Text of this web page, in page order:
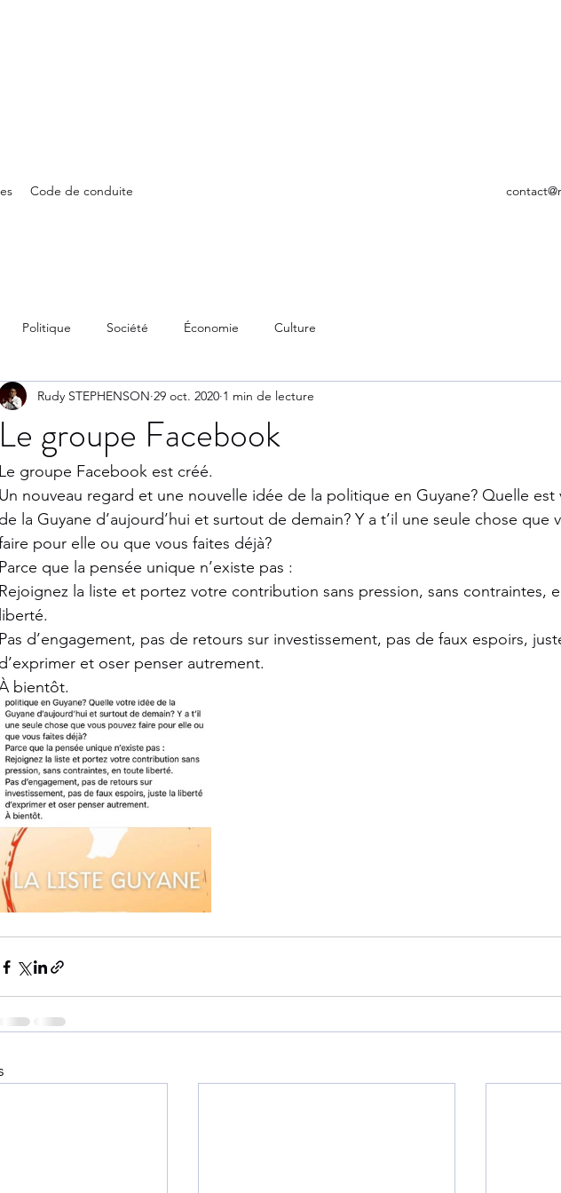
Code de conduite
Politique Société Économie Culture
Le groupe Facebook
Rudy STEPHENSON 29 oct. 2020 1 min de lecture
Le groupe Facebook est créé.
Un nouveau regard et une nouvelle idée de la politique en Guyane? Quelle est
de la Guyane d’aujourd’hui et surtout de demain? Y a t’il une seule chose que
pour elle ou que vous faites déjà?
Parce que la pensée unique n’existe pas :
Rejoignez la liste et portez votre contribution sans pression, sans contraintes,
liberté.
Pas d’engagement, pas de retours sur investissement, pas de faux espoirs,
d’exprimer et oser penser autrement.
bientôt.